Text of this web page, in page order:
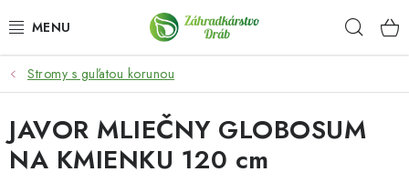
na
OKRASNÉ DREVINY
OLIVOVNÍKY, PALMY, CITRUSY
DROBNÉ OVOCIE
Stromy s guľatou korunou
JAVOR MLIEČNY GLOBOSUM
NA KMIENKU 120 cm